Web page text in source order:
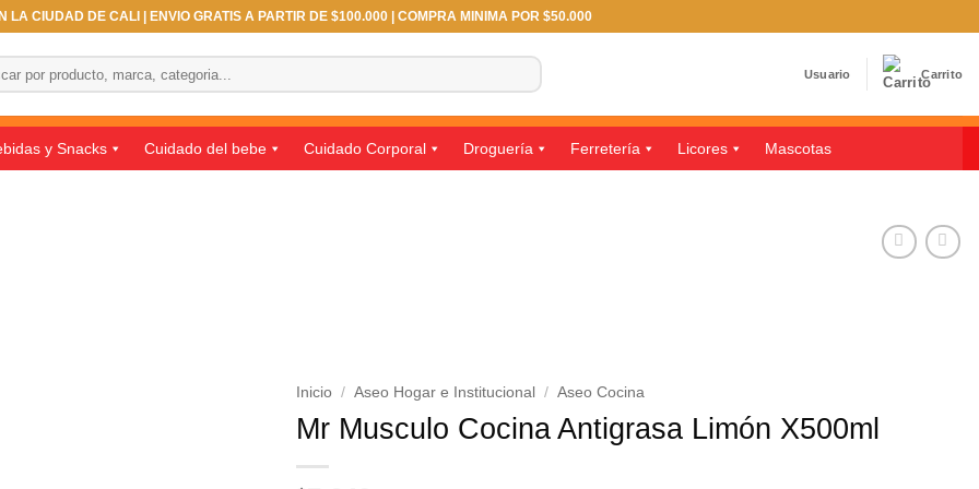
LA CIUDAD DE CALI | ENVIO GRATIS A PARTIR DE $100.000 | COMPRA MINIMA POR $50.000
Usuario Carrito
y Snacks Cuidado del bebe Cuidado Corporal Droguería Ferretería Licores Mascotas
Inicio / Aseo Hogar e Institucional / Aseo Cocina
Mr Musculo Cocina Antigrasa Limón X500ml